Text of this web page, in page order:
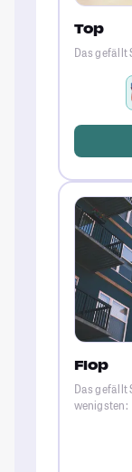
Top
Das gefällt
Flop
Das gefällt
wenigsten: